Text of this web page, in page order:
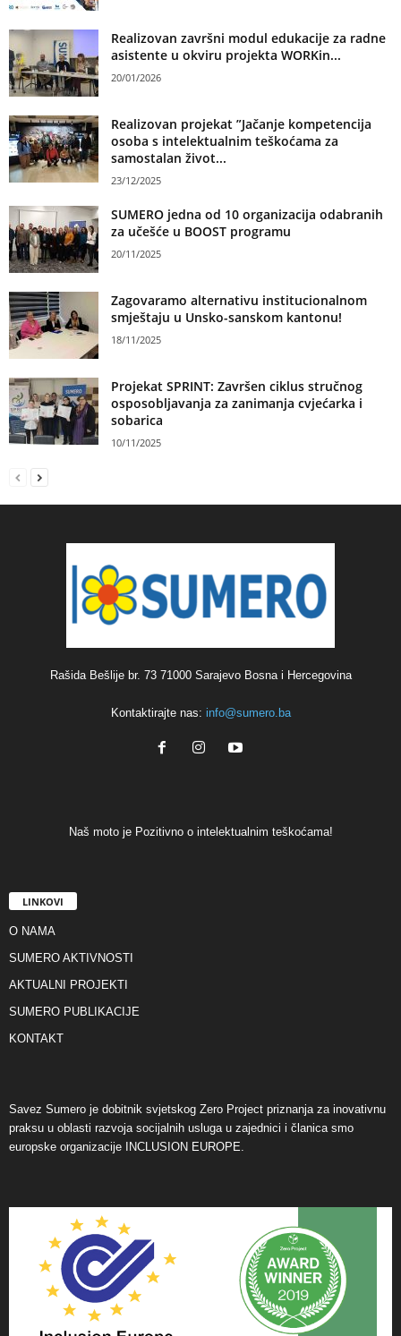
Realizovan završni modul edukacije za radne
asistente u okviru projekta WORKin...
20/01/2026
Realizovan projekat ”Jačanje kompetencija
osoba s intelektualnim teškoćama za
samostalan život...
23/12/2025
SUMERO jedna od 10 organizacija odabranih
za učešće u BOOST programu
20/11/2025
Zagovaramo alternativu institucionalnom
smještaju u Unsko-sanskom kantonu!
18/11/2025
Projekat SPRINT: Završen ciklus stručnog
osposobljavanja za zanimanja cvjećarka i
sobarica
10/11/2025
Rašida Bešlije br. 73 71000 Sarajevo Bosna i Hercegovina
Kontaktirajte nas: info@sumero.ba
Naš moto je Pozitivno o intelektualnim teškoćama!
LINKOVI
O NAMA
SUMERO AKTIVNOSTI
AKTUALNI PROJEKTI
SUMERO PUBLIKACIJE
KONTAKT
Savez Sumero je dobitnik svjetskog Zero Project priznanja za inovativnu
praksu u oblasti razvoja socijalnih usluga u zajednici i članica smo
europske organizacije INCLUSION EUROPE.